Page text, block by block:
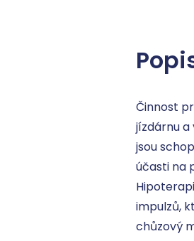
Činnost
jízdárnu
jsou
účasti na
impulzů,
chůzový